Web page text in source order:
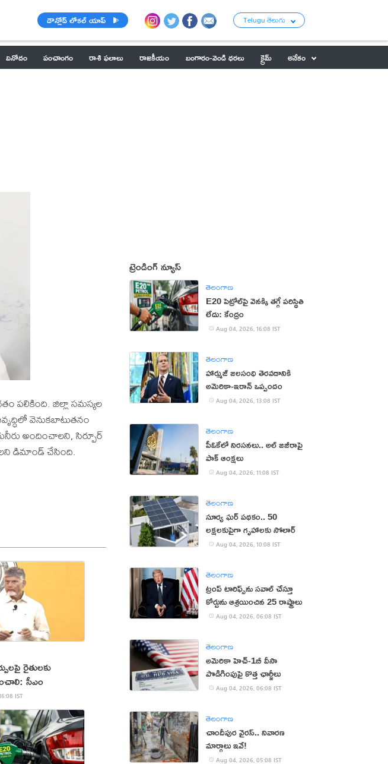
డౌన్లోడ్ లోకల్ యాప్ Telugu తెలుగు
వినోదం పంచాంగం రాశి ఫలాలు రాజకీయం బంగారం-వెండి ధరలు క్రైమ్
అనేకం
పలికింది. జిల్లా సమస్యల
వెనుకబాటుతనం
అందించాలని, సిర్పూర్
డిమాండ్ చేసింది.
రైతులకు
సీఎం
IST
ట్రెండింగ్ న్యూస్
తెలంగాణ
E20 పెట్రోల్‌పై వెనక్కి తగ్గే పరిస్థితి
లేదు: కేంద్రం
Aug 04, 2026, 16:08 IST
తెలంగాణ
హార్ముజ్ జలసంధి తెరవడానికి
అమెరికా-ఇరాన్ ఒప్పందం
Aug 04, 2026, 13:08 IST
తెలంగాణ
పీఓకేలో నిరసనలు.. అల్ జజీరాపై
పాక్ ఆంక్షలు
Aug 04, 2026, 11:08 IST
తెలంగాణ
సూర్య ఘర్ పథకం.. 50
లక్షలకుపైగా గృహాలకు సోలార్
Aug 04, 2026, 10:08 IST
తెలంగాణ
ట్రంప్ టారిఫ్స్‌ను స‌వాల్ చేస్తూ
కోర్టును ఆశ్ర‌యించిన 25 రాష్ట్రాలు
Aug 04, 2026, 06:08 IST
తెలంగాణ
అమెరికా హెచ్-1బీ వీసా
పొడిగింపుపై కొత్త ఛార్జీలు
Aug 04, 2026, 06:08 IST
తెలంగాణ
చాందీపుర వైరస్.. నివారణ
మార్గాలు ఇవే!
Aug 04, 2026, 05:08 IST